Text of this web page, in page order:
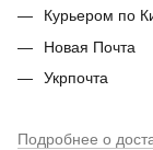
Курьером по
Новая Почта
Укрпочта
Подробнее о